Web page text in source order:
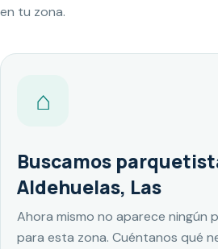
en tu zona.
⌂
Buscamos
Aldehuelas, Las
Ahora mismo no aparece ningún
para esta zona. Cuéntanos qué